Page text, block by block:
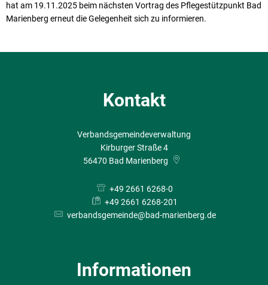
hat am 19.11.2025 beim nächsten Vortrag des Pflegestützpunkt Bad
Marienberg erneut die Gelegenheit sich zu informieren.
Kontakt
Verbandsgemeindeverwaltung
Kirburger Straße 4
56470 Bad Marienberg
+49 2661 6268-0
+49 2661 6268-201
verbandsgemeinde@bad-marienberg.de
Informationen